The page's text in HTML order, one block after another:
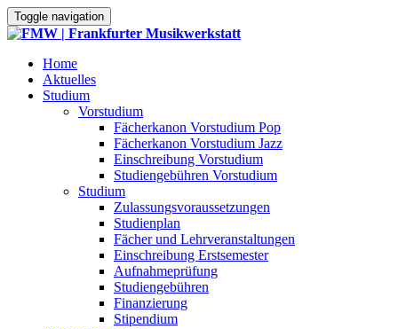
Toggle navigation
Home
Aktuelles
Studium
Vorstudium
Fächerkanon Vorstudium Pop
Fächerkanon Vorstudium Jazz
Einschreibung Vorstudium
Studiengebühren Vorstudium
Studium
Zulassungsvoraussetzungen
Studienplan
Fächer und Lehrveranstaltungen
Einschreibung Erstsemester
Aufnahmeprüfung
Studiengebühren
Finanzierung
Stipendium